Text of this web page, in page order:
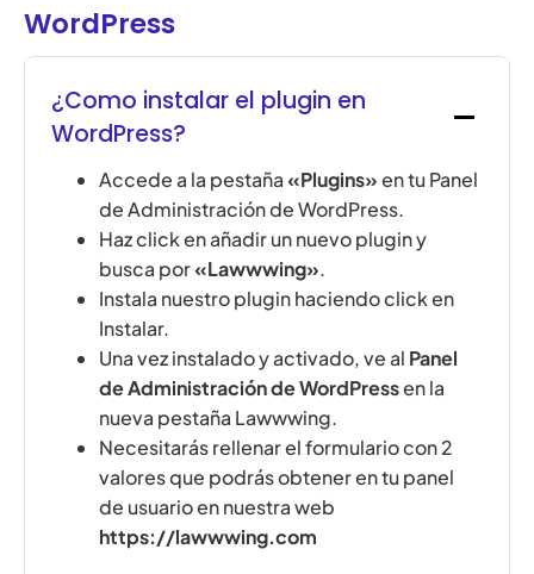
WordPress
¿Como instalar el plugin en
WordPress?
Accede a la pestaña «Plugins»en tu Panel
de Administración de WordPress.
Haz click en añadir un nuevo plugin y
busca por«Lawwwing».
Instala nuestro plugin haciendo click en
Instalar.
Una vez instalado y activado, ve al Panel
de Administración de WordPressen la
nueva pestaña Lawwwing.
Necesitarás rellenar el formulario con 2
valores que podrás obtener en tu panel
de usuario en nuestra web
https://lawwwing.com